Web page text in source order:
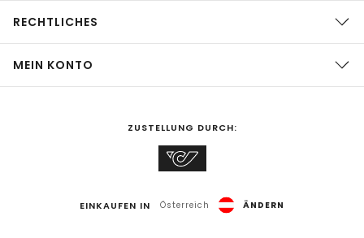
RECHTLICHES
MEIN KONTO
ZUSTELLUNG DURCH:
EINKAUFEN IN Österreich ÄNDERN